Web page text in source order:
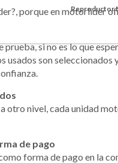
Reproductor
porque en motorlider
prueba, si no es lo que
usados son
otro nivel, cada unidad
de pago
forma de pago en la